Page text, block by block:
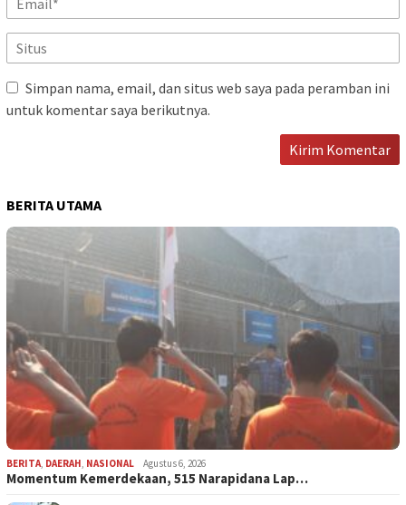
Simpan nama, email, dan situs web saya pada peramban ini
untuk komentar saya berikutnya.
BERITA UTAMA
BERITA, DAERAH, NASIONAL Agustus 6, 2026
Momentum Kemerdekaan, 515 Narapidana Lap…